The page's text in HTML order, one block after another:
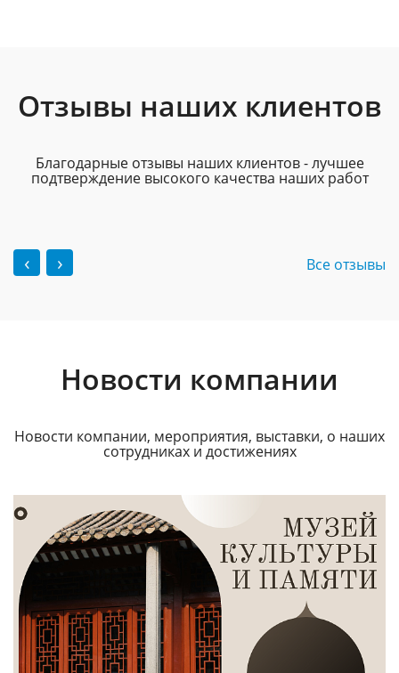
Отзывы наших клиентов
Благодарные отзывы наших клиентов - лучшее
подтверждение высокого качества наших работ
‹ › Все отзывы
Новости компании
Новости компании, мероприятия, выставки, о наших
сотрудниках и достижениях